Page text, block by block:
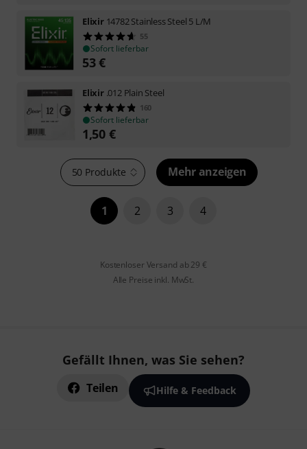
Elixir 14782 Stainless Steel 5 L/M
55
Sofort lieferbar
53€
Elixir .012 Plain Steel
160
Sofort lieferbar
1,50 €
50 Produkte Mehr anzeigen
1 2 3 4
Kostenloser Versand ab 29 €
Alle Preise inkl. MwSt.
Gefällt Ihnen, was Sie sehen?
Teilen Hilfe & Feedback